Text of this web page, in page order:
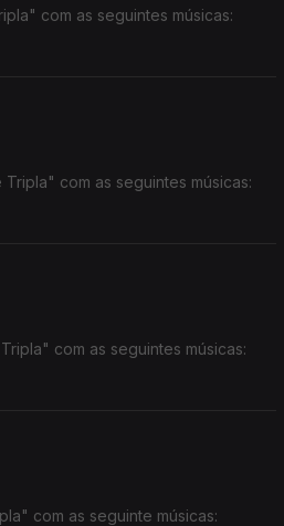
com as seguintes músicas:
com as seguintes músicas:
com as seguintes músicas:
com as seguinte músicas: